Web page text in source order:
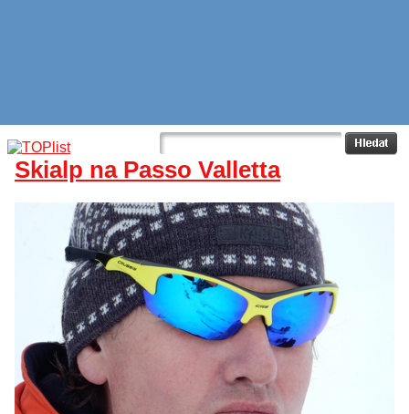
Skialp na Passo Valletta